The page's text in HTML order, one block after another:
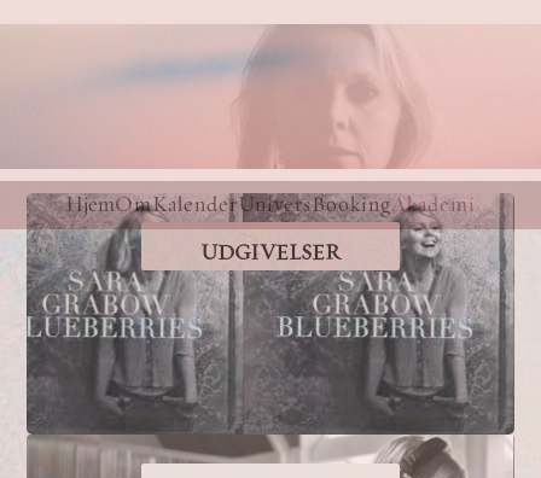
HjemOmKalenderUniversBookingAkademi
UDGIVELSER